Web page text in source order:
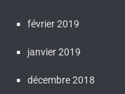
février 2019
janvier 2019
décembre 2018